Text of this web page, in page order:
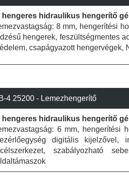
hengeres hidraulikus hengerítő
8 mm, hengerítési
hengerek, feszültségmentes
csapágyazott hengervégek,
4 25200 - Lemezhengerítő
hengeres hidraulikus hengerítő
6 mm, hengerítési
digitális kijelzővel,
szabályozható